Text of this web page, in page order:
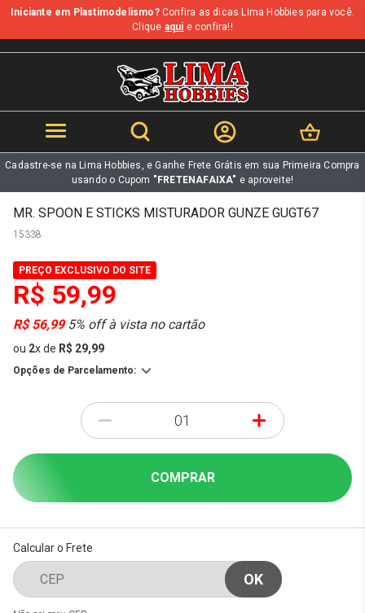
b
Iniciante em Plastimodelismo?Confira as dicas Lima Hobbies para você.
Clique aqui e confira!!
Cadastre-se na Lima Hobbies, e Ganhe Frete Grátis em sua Primeira Compra
usando o Cupom "FRETENAFAIXA" e aproveite!
MR. SPOON E STICKS MISTURADOR GUNZE GUGT67
15338
PREÇO EXCLUSIVO DO SITE
R$ 59,99
R$ 56,995% off à vista no cartão
ou 2xde R$ 29,99
Opções de Parcelamento:
- +
COMPRAR
Calcular o Frete